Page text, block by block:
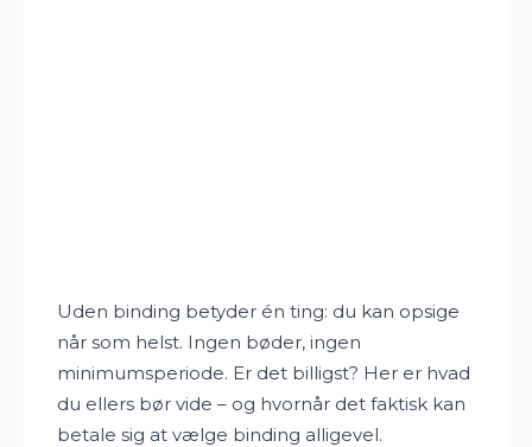
Uden binding betyder én ting: du kan opsige
når som helst. Ingen bøder, ingen
minimumsperiode. Er det billigst? Her er hvad
du ellers bør vide – og hvornår det faktisk kan
betale sig at vælge binding alligevel.